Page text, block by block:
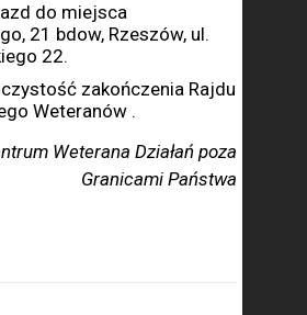
do miejsca
21 bdow, Rzeszów, ul.
22.
zakończenia Rajdu
Weteranów .
Weterana Działań poza
Granicami Państwa